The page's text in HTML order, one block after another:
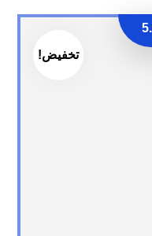
تخفيض!